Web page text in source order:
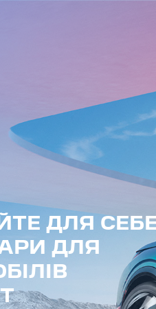
ДЛЯ
ДЛЯ